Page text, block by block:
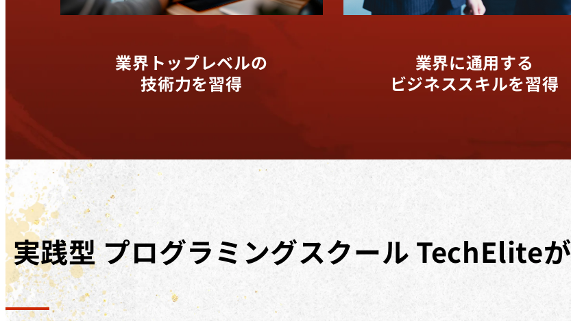
業界トップレベルの
技術力を習得
業界に通用する
ビジネススキルを習得
実践型プログラミングスクール TechEliteが